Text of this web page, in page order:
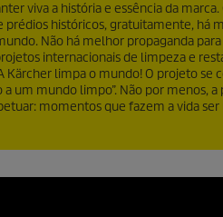
viva a história e essência da marca.
históricos, gratuitamente, há
Não há melhor propaganda
internacionais de limpeza e
limpa o mundo! O projeto se
um mundo limpo”. Não por menos,
momentos que fazem a vida